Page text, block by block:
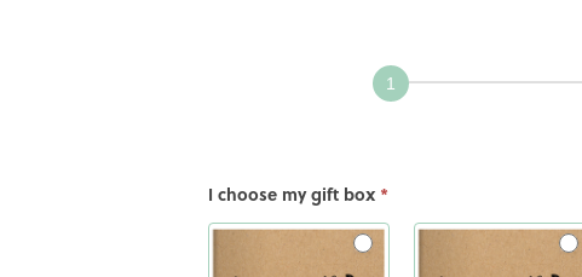
I choose my gift box *